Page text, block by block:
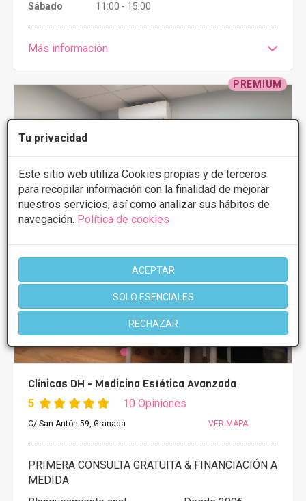
Tu privacidad
Este sitio web utiliza Cookies propias y de terceros
para recopilar información con la finalidad de mejorar
nuestros servicios, así como analizar sus hábitos de
navegación. Política de cookies
ACEPTAR
SOLO ESENCIALES
RECHAZAR
Sábado
11:00 - 15:00
Más información
PREMIUM
Clínicas DH - Medicina Estética Avanzada
5 10 Opiniones
C/ San Antón 59, Granada VER MAPA
PRIMERA CONSULTA GRATUITA & FINANCIACIÓN A
MEDIDA